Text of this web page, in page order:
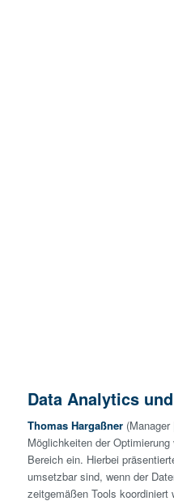
Data Analytics
Thomas Hargaßner(Manager
Möglichkeiten der
Bereich ein. Hierbei
umsetzbar sind, wenn der
zeitgemäßen Tools koordiniert